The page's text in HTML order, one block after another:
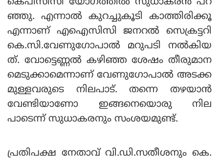
ഞ്ഞു. എന്നാല്‍ കുറച്ചുകൂടി കാത്തിരിക്കൂ
എന്നാണ് എഐസിസി ജനറല്‍ സെക്രട്ടറി
കെ.സി.വേണുഗോപാല്‍ മറുപടി നല്‍കിയ
ത്. വോട്ടെണ്ണല്‍ കഴിഞ്ഞ ശേഷം തീരുമാന
മെടുക്കാമെന്നാണ് വേണുഗോപാല്‍ അടക്ക
മുള്ളവരുടെ നിലപാട്. തന്നെ തഴയാന്‍
വേണ്ടിയാണോ ഇങ്ങനെയൊരു നില
പാടെന്ന് സുധാകരനും സംശയമുണ്ട്.
പ്രതിപക്ഷ നേതാവ് വി.ഡി.സതീശനും കെ.